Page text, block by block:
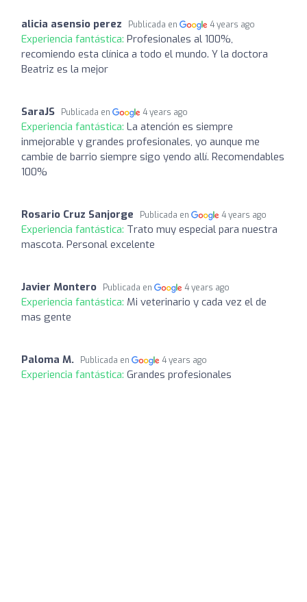
alicia asensio perez Publicada en 4 years ago
Experiencia fantástica: Profesionales al 100%,
recomiendo esta clínica a todo el mundo. Y la doctora
Beatriz es la mejor
SaraJS Publicada en 4 years ago
Experiencia fantástica: La atención es siempre
inmejorable y grandes profesionales, yo aunque me
cambie de barrio siempre sigo yendo allí. Recomendables
100%
Rosario Cruz Sanjorge Publicada en 4 years ago
Experiencia fantástica: Trato muy especial para nuestra
mascota. Personal excelente
Javier Montero Publicada en 4 years ago
Experiencia fantástica: Mi veterinario y cada vez el de
mas gente
Paloma M. Publicada en 4 years ago
Experiencia fantástica: Grandes profesionales